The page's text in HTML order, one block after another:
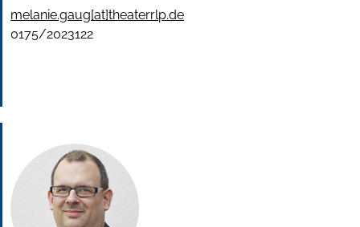
melanie.gaug[at]theaterrlp.de
0175/2023122